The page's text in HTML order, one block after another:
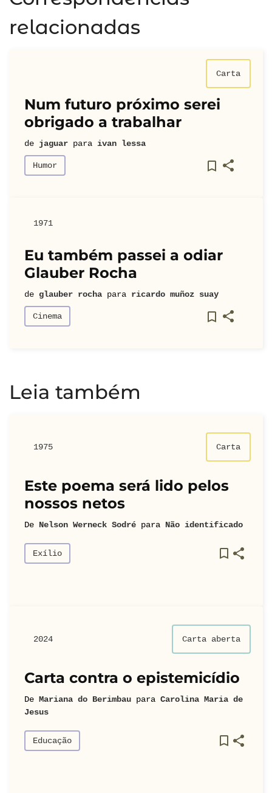
relacionadas
Carta
Num futuro próximo serei
obrigado a trabalhar
de jaguar para ivan lessa
Humor
1971
Eu também passei a odiar
Glauber Rocha
de glauber rocha para ricardo muñoz suay
Cinema
Leia também
1975 Carta
Este poema será lido pelos
nossos netos
De Nelson Werneck Sodré para Não identificado
Exílio
2024 Carta aberta
Carta contra o epistemicídio
De Mariana do Berimbau para Carolina Maria de
Jesus
Educação